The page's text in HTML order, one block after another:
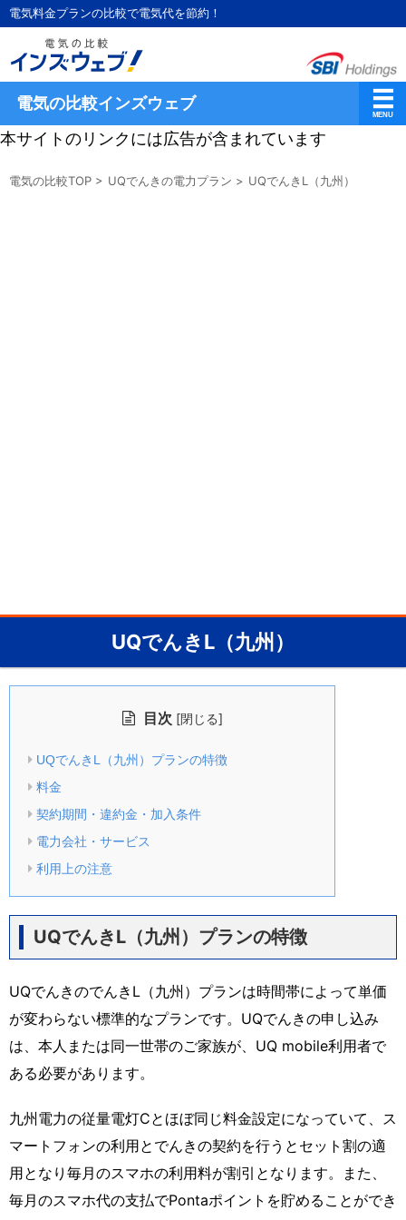
電気料金プランの比較で電気代を節約！
電気の比較インズウェブ
本サイトのリンクには広告が含まれています
電気の比較TOP > UQでんきの電力プラン > UQでんきL（九州）
UQでんきL（九州）
目次 [閉じる]
UQでんきL（九州）プランの特徴
料金
契約期間・違約金・加入条件
電力会社・サービス
利用上の注意
UQでんきL（九州）プランの特徴
UQでんきのでんきL（九州）プランは時間帯によって単価
が変わらない標準的なプランです。UQでんきの申し込み
は、本人または同一世帯のご家族が、UQ mobile利用者で
ある必要があります。
九州電力の従量電灯Cとほぼ同じ料金設定になっていて、ス
マートフォンの利用とでんきの契約を行うとセット割の適
用となり毎月のスマホの利用料が割引となります。また、
毎月のスマホ代の支払でPontaポイントを貯めることができ